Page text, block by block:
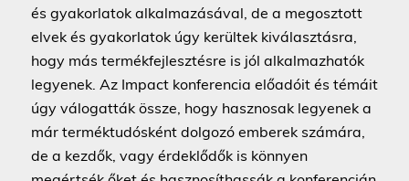
és gyakorlatok alkalmazásával, de a megosztott
elvek és gyakorlatok úgy kerültek kiválasztásra,
hogy más termékfejlesztésre is jól alkalmazhatók
legyenek. Az Impact konferencia előadóit és témáit
úgy válogatták össze, hogy hasznosak legyenek a
már terméktudósként dolgozó emberek számára,
de a kezdők, vagy érdeklődők is könnyen